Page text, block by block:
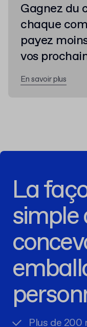
Gagnez du
chaque
payez
vos
En savoir plus
La
simple
Plus de